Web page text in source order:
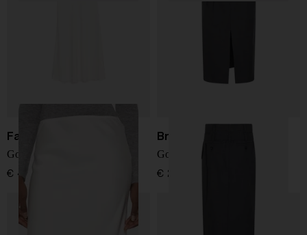
Fabiana Filippi
Gonna lunga
€ 490,00
Brunello Cucinelli
Gonna lunga in lana
€ 2.800,00